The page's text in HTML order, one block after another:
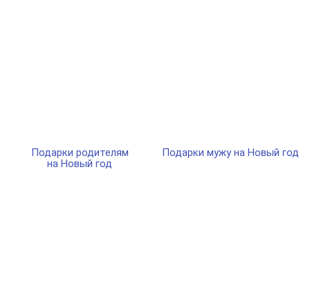
Подарки родителям
на Новый год
Подарки мужу на Новый год